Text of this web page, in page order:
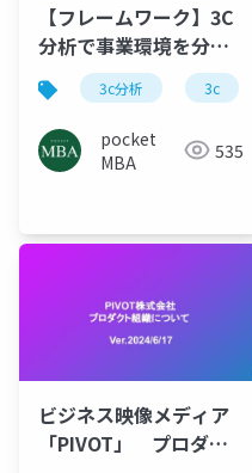
【フレームワーク】3C
分析で事業環境を分析
せよ
3c分析 3c
pocket
MBA
535
ビジネス映像メディア
「PIVOT」 プロダク